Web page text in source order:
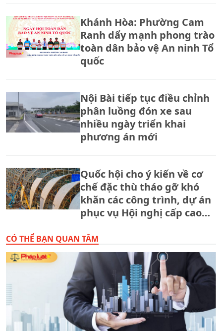
Khánh Hòa: Phường Cam
Ranh dẩy mạnh phong trào
toàn dân bảo vệ An ninh Tổ
quốc
Nội Bài tiếp tục điều chỉnh
phân luồng đón xe sau
nhiều ngày triển khai
phương án mới
Quốc hội cho ý kiến về cơ
chế đặc thù tháo gỡ khó
khăn các công trình, dự án
phục vụ Hội nghị cấp cao
CÓ THỂ BẠN QUAN TÂM